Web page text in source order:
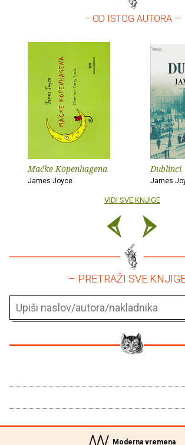
– OD ISTOG AUTORA –
Mačke Kopenhagena
James Joyce
Dublinci
James
VIDI SVE KNJIGE
– PRETRAŽI SVE
Moderna vremena